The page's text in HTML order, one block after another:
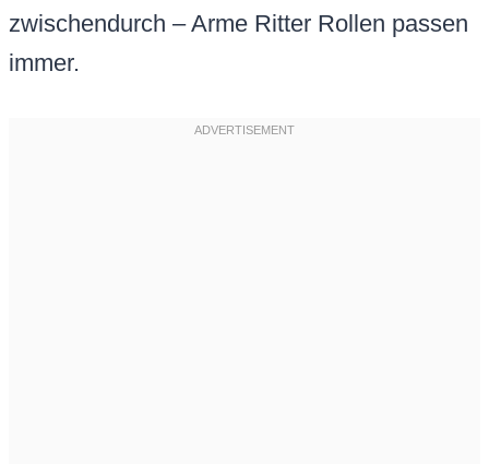
zwischendurch – Arme Ritter Rollen passen
immer.